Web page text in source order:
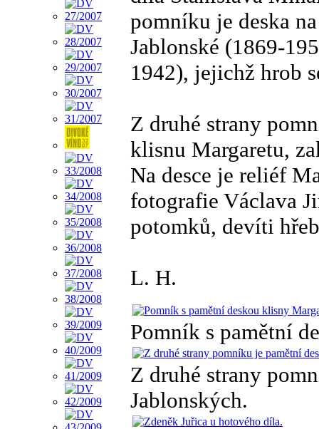
pomníku je deska
Jablonské (1869-
1942), jejichž hrob
Z druhé strany
klisnu Margaretu,
Na desce je reliéf
fotografie Václava
potomků, devíti
L. H.
Pomník s pamětní
Z druhé strany
Jablonských.